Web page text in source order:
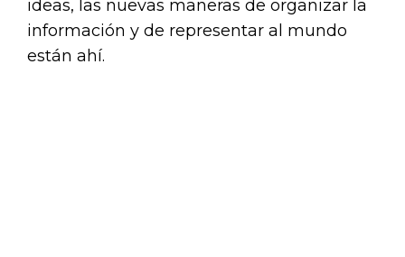
ideas, las nuevas maneras de organizar la
información y de representar al mundo
están ahí.